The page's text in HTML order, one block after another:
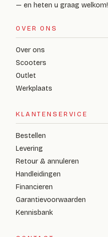
— en heten u graag welkom!
OVER ONS
Over ons
Scooters
Outlet
Werkplaats
KLANTENSERVICE
Bestellen
Levering
Retour & annuleren
Handleidingen
Financieren
Garantievoorwaarden
Kennisbank